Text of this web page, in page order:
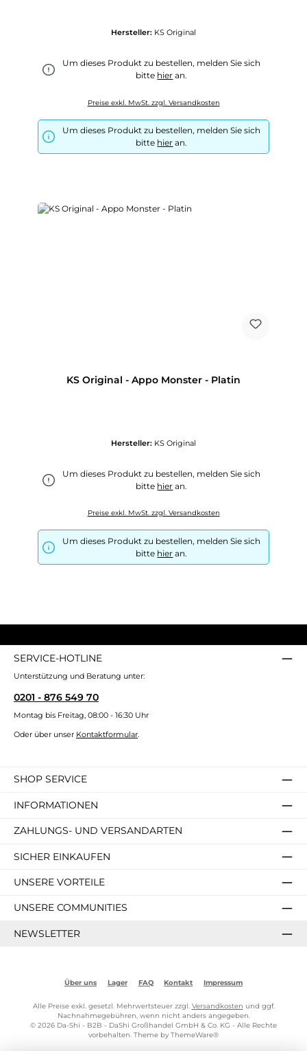
Hersteller: KS Original
Um dieses Produkt zu bestellen, melden Sie sich
bitte hier an.
Preise exkl. MwSt. zzgl. Versandkosten
Um dieses Produkt zu bestellen, melden Sie sich
bitte hier an.
KS Original - Appo Monster - Platin
Hersteller: KS Original
Um dieses Produkt zu bestellen, melden Sie sich
bitte hier an.
Preise exkl. MwSt. zzgl. Versandkosten
Um dieses Produkt zu bestellen, melden Sie sich
bitte hier an.
SERVICE-HOTLINE
Unterstützung und Beratung unter:
0201 - 876 549 70
Montag bis Freitag, 08:00 - 16:30 Uhr
Oder über unser Kontaktformular.
SHOP SERVICE
INFORMATIONEN
ZAHLUNGS- UND VERSANDARTEN
SICHER EINKAUFEN
UNSERE VORTEILE
UNSERE COMMUNITIES
NEWSLETTER
Über uns Lager FAQ Kontakt Impressum
Alle Preise exkl. gesetzl. Mehrwertsteuer zzgl. Versandkosten und ggf.
Nachnahmegebühren, wenn nicht anders angegeben.
© 2026 Da-Shi - B2B - DaShi Großhandel GmbH & Co. KG - Alle Rechte
vorbehalten. Theme by ThemeWare®